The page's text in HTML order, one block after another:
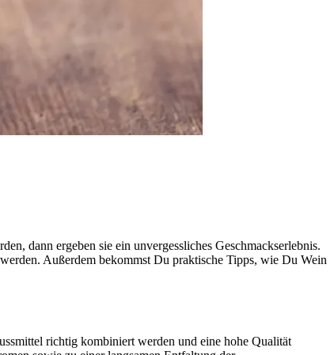
dann ergeben sie ein unvergessliches Geschmackserlebnis.
Außerdem bekommst Du praktische Tipps, wie Du Wein
richtig kombiniert werden und eine hohe Qualität